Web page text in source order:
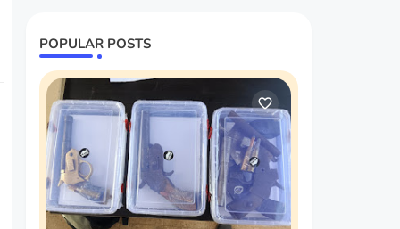
POPULAR POSTS